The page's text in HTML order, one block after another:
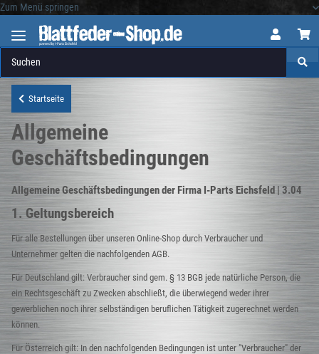
Zum Menü springen
Startseite
Allgemeine
Geschäftsbedingungen
Allgemeine Geschäftsbedingungen der Firma I-Parts Eichsfeld | 3.04
1. Geltungsbereich
Für alle Bestellungen über unseren Online-Shop durch Verbraucher und
Unternehmer gelten die nachfolgenden AGB.
Für Deutschland gilt: Verbraucher sind gem. § 13 BGB jede natürliche Person, die
ein Rechtsgeschäft zu Zwecken abschließt, die überwiegend weder ihrer
gewerblichen noch ihrer selbständigen beruflichen Tätigkeit zugerechnet werden
können.
Für Österreich gilt: In den nachfolgenden Bedingungen ist unter "Verbraucher" der